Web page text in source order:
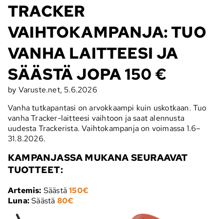
TRACKER
VAIHTOKAMPANJA: TUO
VANHA LAITTEESI JA
SÄÄSTÄ JOPA 150 €
by Varuste.net, 5.6.2026
Vanha tutkapantasi on arvokkaampi kuin uskotkaan. Tuo
vanha Tracker-laitteesi vaihtoon ja saat alennusta
uudesta Trackerista. Vaihtokampanja on voimassa 1.6–
31.8.2026.
KAMPANJASSA MUKANA SEURAAVAT
TUOTTEET:
Artemis: Säästä 150€
Luna: Säästä 80€